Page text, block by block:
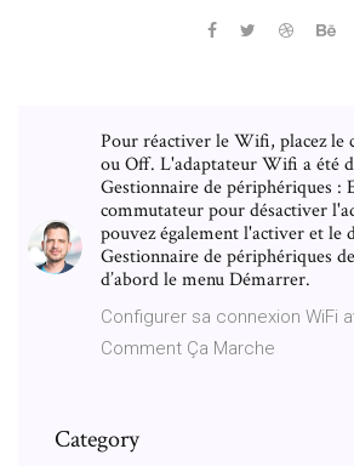
Pour réactiver le Wifi, placez le
ou Off. L'adaptateur Wifi a été
Gestionnaire de périphériques :
commutateur pour désactiver
pouvez également l'activer et le
Gestionnaire de périphériques
d’abord le menu Démarrer.
Configurer sa connexion WiFi
Comment Ça Marche
Category